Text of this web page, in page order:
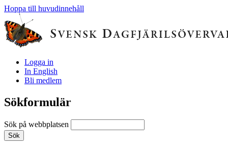
Hoppa till huvudinnehåll
Logga in
In English
Bli medlem
Sökformulär
Sök på webbplatsen